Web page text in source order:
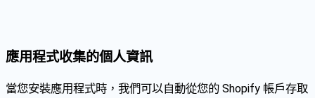
應用程式收集的個人資訊
當您安裝應用程式時，我們可以自動從您的 Shopify 帳戶存取